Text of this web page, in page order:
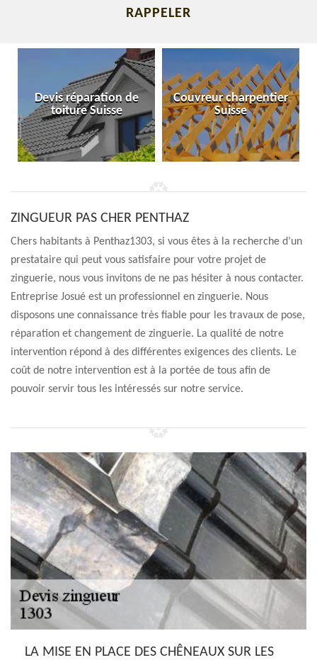
Devis réparation de
toiture Suisse
Couvreur charpentier
Suisse
ZINGUEUR PAS CHER PENTHAZ
Chers habitants à Penthaz1303, si vous êtes à la recherche d’un
prestataire qui peut vous satisfaire pour votre projet de
zinguerie, nous vous invitons de ne pas hésiter à nous contacter.
Entreprise Josué est un professionnel en zinguerie. Nous
disposons une connaissance très fiable pour les travaux de pose,
réparation et changement de zinguerie. La qualité de notre
intervention répond à des différentes exigences des clients. Le
coût de notre intervention est à la portée de tous afin de
pouvoir servir tous les intéressés sur notre service.
LA MISE EN PLACE DES CHÊNEAUX SUR LES